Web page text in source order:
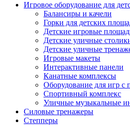
Игровое оборудование для
Балансиры и качели
Горки для детских
Детские игровые
Детские уличные
Детские уличные
Игровые макеты
Интерактивные панели
Канатные комплексы
Оборудование для игр с
Спортивный комплекс
Уличные музыкальные
Силовые тренажеры
Степперы